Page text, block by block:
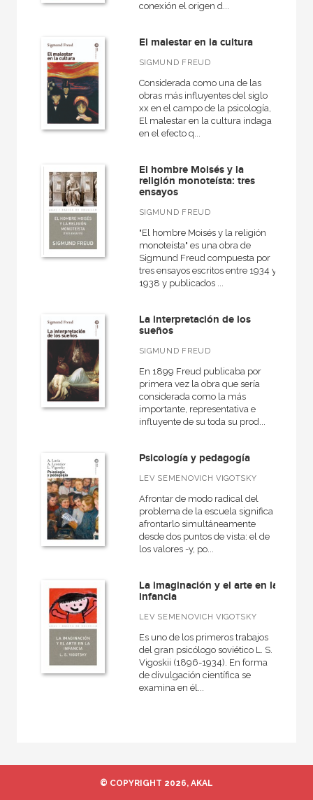
NUESTRAS COLECCIONES
Akadémica
Arte y estética
Básica de bolsillo
Básica de Bolsillo  Serie Referencia
Diccionarios
Educación
El libro de...
Fundamentos
NUESTROS FORMATOS
Cartoné
Ebook
Rústica
CATÁLOGOS PDF
Catálogos PDF
conexión el origen d...
El malestar en la cultura
SIGMUND FREUD
Considerada como una de las
obras más influyentes del siglo
xx en el campo de la psicología,
El malestar en la cultura indaga
en el efecto q...
El hombre Moisés y la
religión monoteísta: tres
ensayos
SIGMUND FREUD
"El hombre Moisés y la religión
monoteísta" es una obra de
Sigmund Freud compuesta por
tres ensayos escritos entre 1934 y
1938 y publicados ...
La interpretación de los
sueños
SIGMUND FREUD
En 1899 Freud publicaba por
primera vez la obra que sería
considerada como la más
importante, representativa e
influyente de su toda su prod...
Psicología y pedagogía
LEV SEMENOVICH VIGOTSKY
Afrontar de modo radical del
problema de la escuela significa
afrontarlo simultáneamente
desde dos puntos de vista: el de
los valores -y, po...
La imaginación y el arte en la
infancia
LEV SEMENOVICH VIGOTSKY
Es uno de los primeros trabajos
del gran psicólogo soviético L. S.
Vigoskii (1896-1934). En forma
de divulgación científica se
examina en él...
© COPYRIGHT 2026, AKAL